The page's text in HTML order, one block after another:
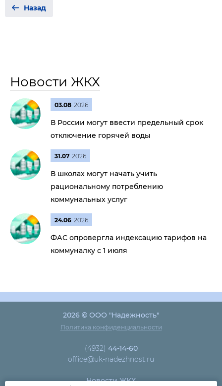
Назад
Новости ЖКХ
03.08 2026
В России могут ввести предельный срок
отключение горячей воды
31.07 2026
В школах могут начать учить
рациональному потреблению
коммунальных услуг
24.06 2026
ФАС опровергла индексацию тарифов на
коммуналку с 1 июля
2026 © ООО "Надежность"
Политика конфиденциальности
(4932) 44-14-60
office@uk-nadezhnost.ru
Новости ЖКХ